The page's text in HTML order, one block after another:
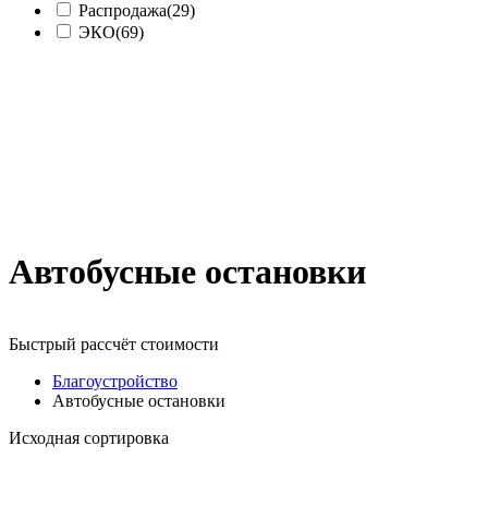
Распродажа(29)
ЭКО(69)
Автобусные остановки
Быстрый рассчёт стоимости
Благоустройство
Автобусные остановки
Исходная сортировка